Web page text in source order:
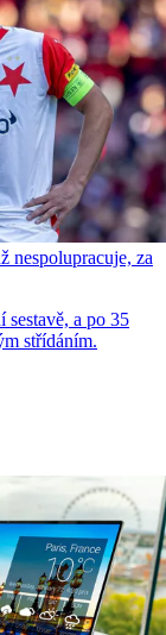
nespolupracuje, za
a po 35
střídáním.